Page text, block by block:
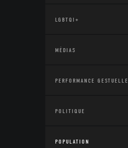
LGBTQI+
MÉDIAS
PERFORMANCE GESTUELLE
POLITIQUE
POPULATION